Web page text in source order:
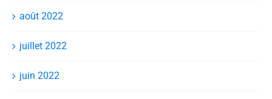
août 2022
juillet 2022
juin 2022